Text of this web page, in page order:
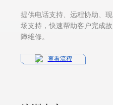
提供电话支持、远程协助、现
场支持，快速帮助客户完成故
障维修。
查看流程